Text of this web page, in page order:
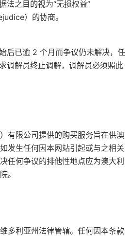
法之目的视为“无损权益”
）的协商。
后已逾 2 个月而争议仍未解决，任
调解员终止调解，调解员必须照此
有限公司提供的购买服务旨在供澳
发生任何因本网站引起或与之相关
任何争议的排他性地点应为澳大利
。
多利亚州法律管辖。任何因本条款